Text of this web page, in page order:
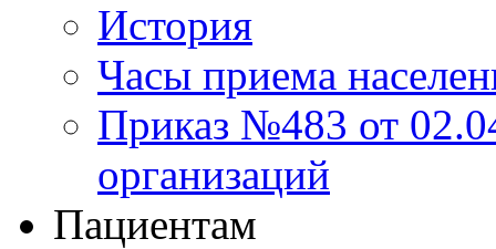
История
Часы приема
Приказ №483 от
организаций
Пациентам